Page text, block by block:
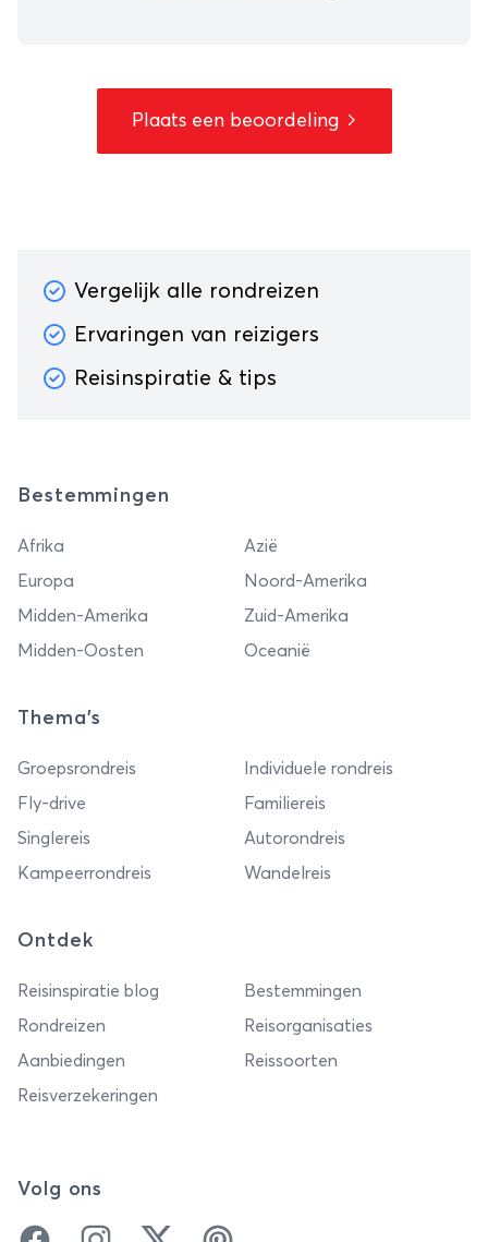
Plaats een beoordeling
Vergelijk alle rondreizen
Ervaringen van reizigers
Reisinspiratie & tips
Bestemmingen
Afrika
Azië
Europa
Noord-Amerika
Midden-Amerika
Zuid-Amerika
Midden-Oosten
Oceanië
Thema's
Groepsrondreis
Individuele rondreis
Fly-drive
Familiereis
Singlereis
Autorondreis
Kampeerrondreis
Wandelreis
Ontdek
Reisinspiratie blog
Bestemmingen
Rondreizen
Reisorganisaties
Aanbiedingen
Reissoorten
Reisverzekeringen
Volg ons
FacebookInstagramTwitter Pinterest